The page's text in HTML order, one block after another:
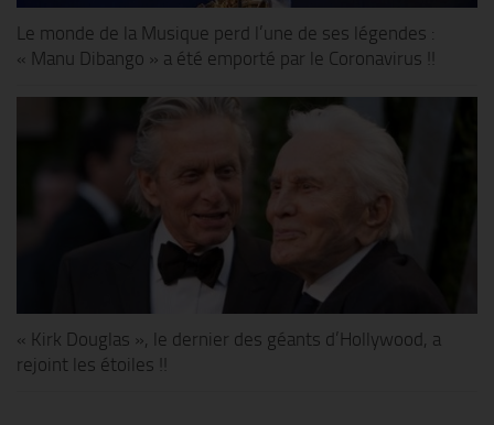
Le monde de la Musique perd l’une de ses légendes :
« Manu Dibango » a été emporté par le Coronavirus !!
« Kirk Douglas », le dernier des géants d’Hollywood, a
rejoint les étoiles !!